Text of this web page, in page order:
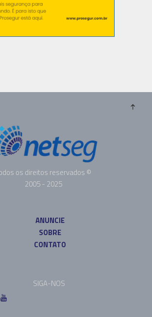
os direitos reservados ©
2005 - 2025
ANUNCIE
SOBRE
CONTATO
SIGA-NOS